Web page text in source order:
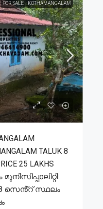
FOR SALE KOTHAMANGALAM
TALUK 8
25 LAKHS
സെൻ്റ് സ്ഥലം